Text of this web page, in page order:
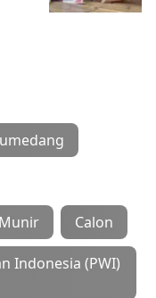
Calon
Indonesia (PWI)